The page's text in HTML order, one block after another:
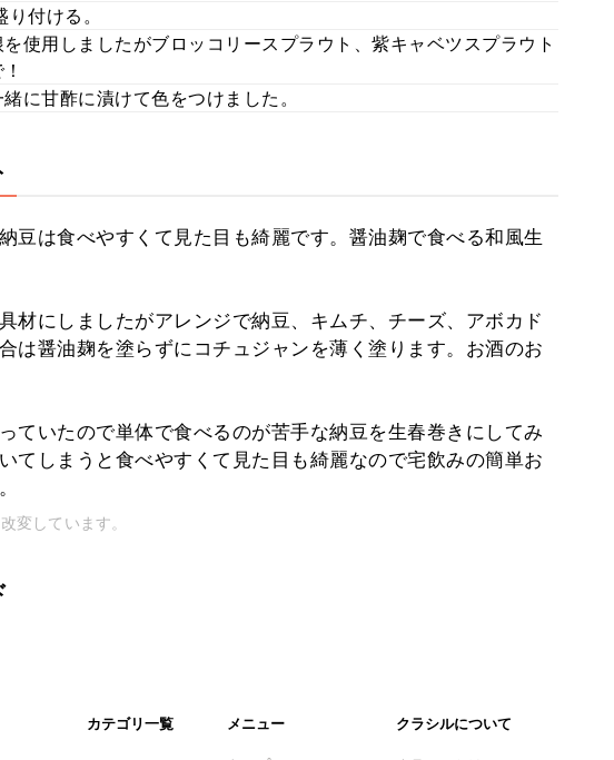
付ける。
使用しましたがブロッコリースプラウト、紫キャベツスプラウト
に甘酢に漬けて色をつけました。
豆は食べやすくて見た目も綺麗です。醤油麹で食べる和風生
材にしましたがアレンジで納豆、キムチ、チーズ、アボカド
は醤油麹を塗らずにコチュジャンを薄く塗ります。お酒のお
ていたので単体で食べるのが苦手な納豆を生春巻きにしてみ
てしまうと食べやすくて見た目も綺麗なので宅飲みの簡単お
変しています。
カテゴリ一覧 メニュー クラシルについて